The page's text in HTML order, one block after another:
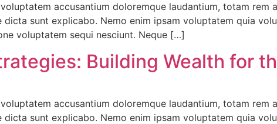
accusantium doloremque laudantium, totam rem
sunt explicabo. Nemo enim ipsam voluptatem quia
voluptatem sequi nesciunt. Neque […]
Building Wealth for
accusantium doloremque laudantium, totam rem
sunt explicabo. Nemo enim ipsam voluptatem quia